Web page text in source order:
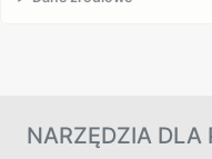
NARZĘDZIA DLA